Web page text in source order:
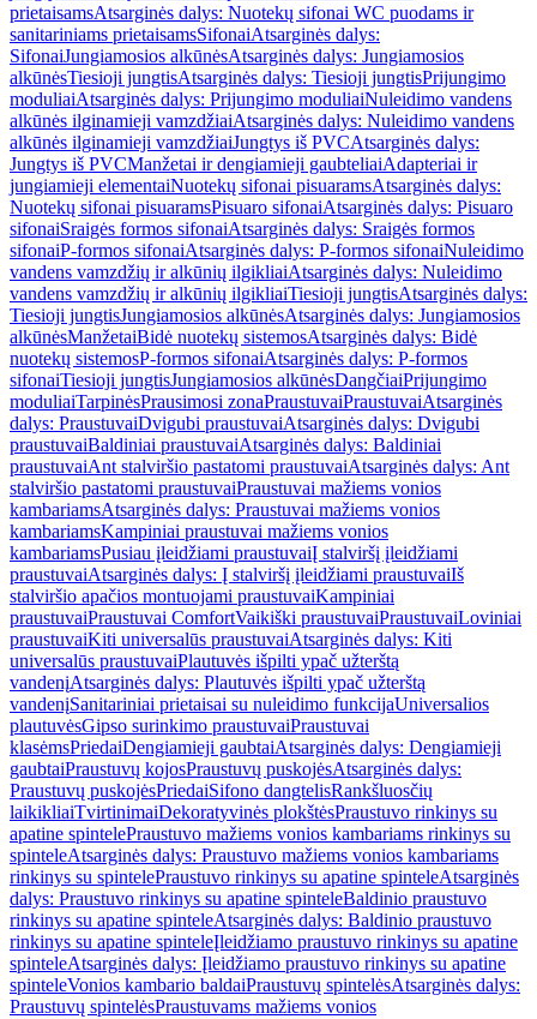
prietaisamsAtsarginės dalys: Nuotekų sifonai WC puodams ir
sanitariniams prietaisamsSifonaiAtsarginės dalys:
SifonaiJungiamosios alkūnėsAtsarginės dalys: Jungiamosios
alkūnėsTiesioji jungtisAtsarginės dalys: Tiesioji jungtisPrijungimo
moduliaiAtsarginės dalys: Prijungimo moduliaiNuleidimo vandens
alkūnės ilginamieji vamzdžiaiAtsarginės dalys: Nuleidimo vandens
alkūnės ilginamieji vamzdžiaiJungtys iš PVCAtsarginės dalys:
Jungtys iš PVCManžetai ir dengiamieji gaubteliaiAdapteriai ir
jungiamieji elementaiNuotekų sifonai pisuaramsAtsarginės dalys:
Nuotekų sifonai pisuaramsPisuaro sifonaiAtsarginės dalys: Pisuaro
sifonaiSraigės formos sifonaiAtsarginės dalys: Sraigės formos
sifonaiP-formos sifonaiAtsarginės dalys: P-formos sifonaiNuleidimo
vandens vamzdžių ir alkūnių ilgikliaiAtsarginės dalys: Nuleidimo
vandens vamzdžių ir alkūnių ilgikliaiTiesioji jungtisAtsarginės dalys:
Tiesioji jungtisJungiamosios alkūnėsAtsarginės dalys: Jungiamosios
alkūnėsManžetaiBidė nuotekų sistemosAtsarginės dalys: Bidė
nuotekų sistemosP-formos sifonaiAtsarginės dalys: P-formos
sifonaiTiesioji jungtisJungiamosios alkūnėsDangčiaiPrijungimo
moduliaiTarpinėsPrausimosi zonaPraustuvaiPraustuvaiAtsarginės
dalys: PraustuvaiDvigubi praustuvaiAtsarginės dalys: Dvigubi
praustuvaiBaldiniai praustuvaiAtsarginės dalys: Baldiniai
praustuvaiAnt stalviršio pastatomi praustuvaiAtsarginės dalys: Ant
stalviršio pastatomi praustuvaiPraustuvai mažiems vonios
kambariamsAtsarginės dalys: Praustuvai mažiems vonios
kambariamsKampiniai praustuvai mažiems vonios
kambariamsPusiau įleidžiami praustuvaiĮ stalviršį įleidžiami
praustuvaiAtsarginės dalys: Į stalviršį įleidžiami praustuvaiIš
stalviršio apačios montuojami praustuvaiKampiniai
praustuvaiPraustuvai ComfortVaikiški praustuvaiPraustuvaiLoviniai
praustuvaiKiti universalūs praustuvaiAtsarginės dalys: Kiti
universalūs praustuvaiPlautuvės išpilti ypač užterštą
vandenįAtsarginės dalys: Plautuvės išpilti ypač užterštą
vandenįSanitariniai prietaisai su nuleidimo funkcijaUniversalios
plautuvėsGipso surinkimo praustuvaiPraustuvai
klasėmsPriedaiDengiamieji gaubtaiAtsarginės dalys: Dengiamieji
gaubtaiPraustuvų kojosPraustuvų puskojėsAtsarginės dalys:
Praustuvų puskojėsPriedaiSifono dangtelisRankšluosčių
laikikliaiTvirtinimaiDekoratyvinės plokštėsPraustuvo rinkinys su
apatine spintelePraustuvo mažiems vonios kambariams rinkinys su
spinteleAtsarginės dalys: Praustuvo mažiems vonios kambariams
rinkinys su spintelePraustuvo rinkinys su apatine spinteleAtsarginės
dalys: Praustuvo rinkinys su apatine spinteleBaldinio praustuvo
rinkinys su apatine spinteleAtsarginės dalys: Baldinio praustuvo
rinkinys su apatine spinteleĮleidžiamo praustuvo rinkinys su apatine
spinteleAtsarginės dalys: Įleidžiamo praustuvo rinkinys su apatine
spinteleVonios kambario baldaiPraustuvų spintelėsAtsarginės dalys:
Praustuvų spintelėsPraustuvams mažiems vonios